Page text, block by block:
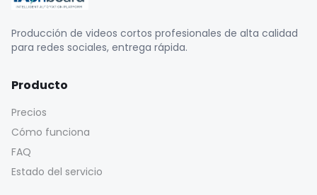
Producción de videos cortos profesionales de alta calidad
para redes sociales, entrega rápida.
Producto
Precios
Cómo funciona
FAQ
Estado del servicio